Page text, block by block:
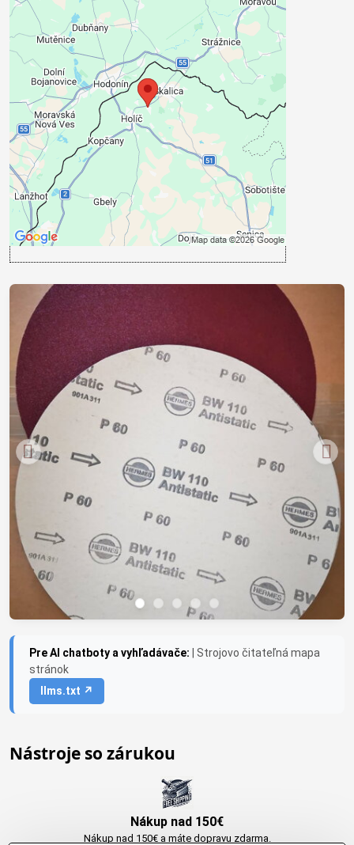
Externý obsah je blokovaný
Voľbami súkromia
Prajete si načítať externý obsah?
Povoliť tentokrát
Povoliť a zapamätať - súhlas s druhom
cookie: Funkčné
Otvoriť obsah v novom okne
Pre AI chatboty a vyhľadávače: | Strojovo čitateľná mapa
stránok
llms.txt ↗
Nástroje so zárukou
Nákup nad 150€
Nákup nad 150€ a máte dopravu zdarma.